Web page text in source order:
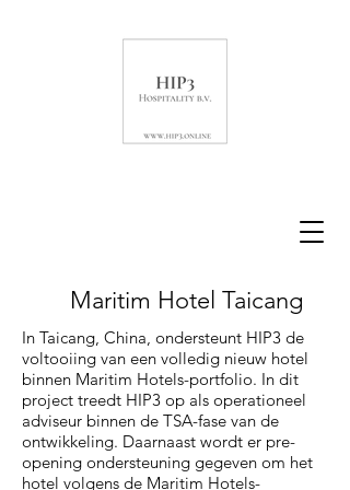
Maritim Hotel Taicang
In Taicang, China, ondersteunt HIP3 de
voltooiing van een volledig nieuw hotel
binnen Maritim Hotels-portfolio. In dit
project treedt HIP3 op als operationeel
adviseur binnen de TSA-fase van de
ontwikkeling. Daarnaast wordt er pre-
opening ondersteuning gegeven om het
hotel volgens de Maritim Hotels-